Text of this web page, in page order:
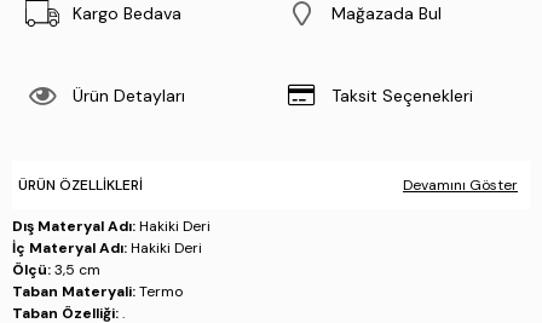
Kargo Bedava Mağazada Bul
Ürün Detayları Taksit Seçenekleri
ÜRÜN ÖZELLIKLERI Devamını Göster
Dış Materyal Adı:Hakiki Deri
İç Materyal Adı:Hakiki Deri
Ölçü:3,5 cm
Taban Materyali:Termo
Taban Özelliği:.